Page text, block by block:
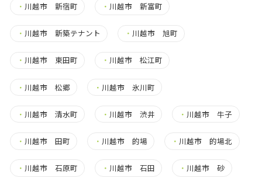
・ 川越市 新宿町 ・ 川越市 新富町
・ 川越市 新築テナント ・ 川越市 旭町
・ 川越市 東田町 ・ 川越市 松江町
・ 川越市 松郷 ・ 川越市 氷川町
・ 川越市 清水町 ・ 川越市 渋井 ・ 川越市 牛子
・ 川越市 田町 ・ 川越市 的場 ・ 川越市 的場北
・ 川越市 石原町 ・ 川越市 石田 ・ 川越市 砂